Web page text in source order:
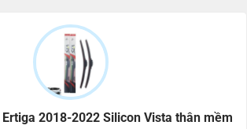
rứa sớm.
GẠT MƯA SUZUKI ERTIGA 2018-
góp phân bổ áp lực đè nén đông đảo
2018-2022 Silicon Vista thân mềm